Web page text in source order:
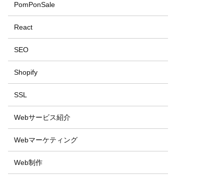
PomPonSale
React
SEO
Shopify
SSL
Webサービス紹介
Webマーケティング
Web制作